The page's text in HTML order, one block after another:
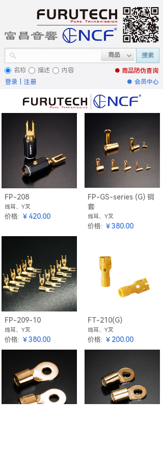
商品 搜索
名称 描述 内容 ● 商品防伪查询
● 会员中心
登录 注册
FP-208
线耳、Y叉
价格: ￥420.00
FP-GS-series (G) 铜
套
线耳、Y叉
价格: ￥380.00
FP-209-10
线耳、Y叉
价格: ￥380.00
FT-210(G)
线耳、Y叉
价格: ￥200.00